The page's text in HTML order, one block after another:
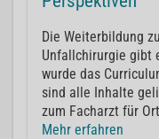
Die Weiterbildung
Unfallchirurgie gibt
wurde das
sind alle Inhalte
zum Facharzt für
Mehr erfahren